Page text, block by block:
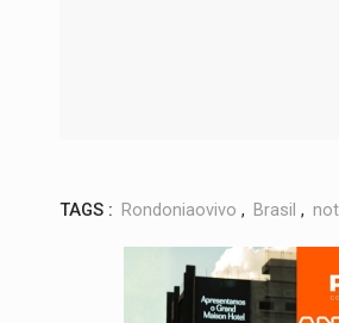
TAGS : Rondoniaovivo , Brasil ,